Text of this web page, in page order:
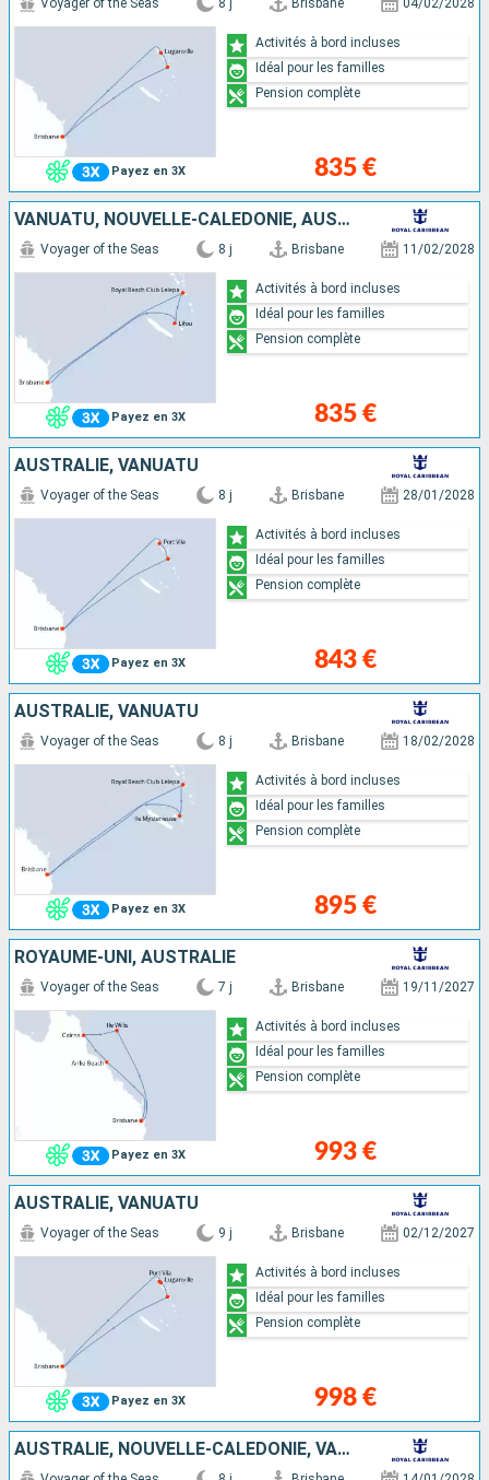
Payez en 3X
Voyager of the Seas 8 j Brisbane 04/02/2028
835 €
Activités à bord incluses
Idéal pour les familles
Pension complète
VANUATU, NOUVELLE-CALÉDONIE, AUSTRALIE
Payez en 3X
Voyager of the Seas 8 j Brisbane 11/02/2028
835 €
Activités à bord incluses
Idéal pour les familles
Pension complète
AUSTRALIE, VANUATU
Payez en 3X
Voyager of the Seas 8 j Brisbane 28/01/2028
843 €
Activités à bord incluses
Idéal pour les familles
Pension complète
AUSTRALIE, VANUATU
Payez en 3X
Voyager of the Seas 8 j Brisbane 18/02/2028
895 €
Activités à bord incluses
Idéal pour les familles
Pension complète
ROYAUME-UNI, AUSTRALIE
Payez en 3X
Voyager of the Seas 7 j Brisbane 19/11/2027
993 €
Activités à bord incluses
Idéal pour les familles
Pension complète
AUSTRALIE, VANUATU
Payez en 3X
Voyager of the Seas 9 j Brisbane 02/12/2027
998 €
Activités à bord incluses
Idéal pour les familles
Pension complète
AUSTRALIE, NOUVELLE-CALÉDONIE, VANUATU